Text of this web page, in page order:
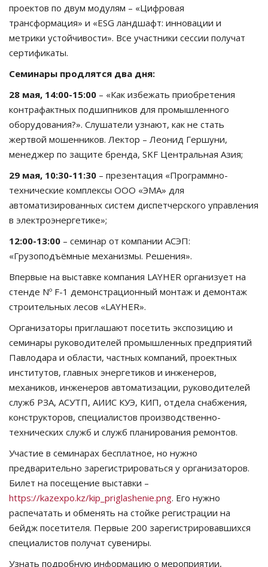
проектов по двум модулям – «Цифровая
трансформация» и «ESG ландшафт: инновации и
метрики устойчивости». Все участники сессии получат
сертификаты.
Семинары продлятся два дня:
28 мая, 14:00-15:00 – «Как избежать приобретения
контрафактных подшипников для промышленного
оборудования?». Слушатели узнают, как не стать
жертвой мошенников. Лектор – Леонид Гершуни,
менеджер по защите бренда, SKF Центральная Азия;
29 мая, 10:30-11:30 – презентация «Программно-
технические комплексы ООО «ЭМА» для
автоматизированных систем диспетчерского управления
в электроэнергетике»;
12:00-13:00 – семинар от компании АСЭП:
«Грузоподъёмные механизмы. Решения».
Впервые на выставке компания LAYHER организует на
стенде Nº F-1 демонстрационный монтаж и демонтаж
строительных лесов «LAYHER».
Организаторы приглашают посетить экспозицию и
семинары руководителей промышленных предприятий
Павлодара и области, частных компаний, проектных
институтов, главных энергетиков и инженеров,
механиков, инженеров автоматизации, руководителей
служб РЗА, АСУТП, АИИС КУЭ, КИП, отдела снабжения,
конструкторов, специалистов производственно-
технических служб и служб планирования ремонтов.
Участие в семинарах бесплатное, но нужно
предварительно зарегистрироваться у организаторов.
Билет на посещение выставки –
https://kazexpo.kz/kip_priglashenie.png. Его нужно
распечатать и обменять на стойке регистрации на
бейдж посетителя. Первые 200 зарегистрировавшихся
специалистов получат сувениры.
Узнать подробную информацию о мероприятии,